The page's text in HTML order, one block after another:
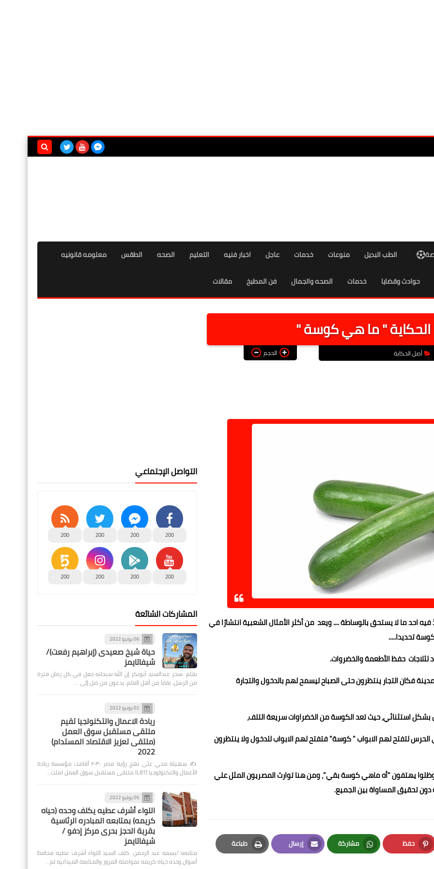
الطب البديل منوعات خدمات عاجل اخبار فنيه التعليم الصحه الطقس معلومه قانونيه
حوادث وقضايا خدمات الصحه والجمال فن المطبخ مقالات
الحكاية " ما هي كوسة "
أصل الحكاية الحجم
ما لا يستحق بالوساطة .... ويعد من أكثر الأمثال الشعبية انتشارًا في
تحديدا.....
حفظ الأطعمة والخضروات.
فكان التجار ينتظرون حتى الصباح ليسمح لهم بالدخول والتجارة
استثنائي، حيث تعد الكوسة من الخضراوات سريعة التلف،
لتفتح لهم الابواب " كوسة" فتفتح لهم الابواب للدخول ولا ينتظرون
وظلوا يهتفون "أه ماهي كوسة بقي"، ومن هنا توارث المصريون المثل علي
تحقيق المساواة بين الجميع.
حفظ
Pinterest
مشاركة
Whatsapp
إرسال
Email
طباعة
Print
التواصل الإجتماعي
200
200
200
200
200
200
200
200
المشاركات الشائعة
06 يونيو 2022
حياة شيخ صعيدى (إبراهيم رفعت)/
شيفاتايمز
بقلم :سحر عبدالسيد أبوبكر إن الله سبحانه جعل في كل زمان فترة
من الرسل، بقايا من أهل العلم، يدعون من ضل إلى …
02 يونيو 2022
ريادة الاعمال والتكنولجيا تقيم
ملتقى مستقبل سوق العمل
(ملتقى تعزيز الاقتصاد المستدام)
2022
✍️ سهيلة محي على نهج رؤية مصر ٢٠٣٠ أقامت مؤسسة ريادة
الأعمال والتكنولوجيا (LBT) ملتقى مستقبل سوق العمل (ملت…
05 يوليو 2022
اللواء أشرف عطيه يكلف وحده (حياه
كريمه) بمتابعه المبادره الرئاسية
بقرية الحجز بحرى مركز إدفو /
شيفاتايمز
متابعه /بسمه عبد الرحمن كلف السيد اللواء أشرف عطيه محافظ
أسوان وحده حياه كريمه بمواصلة المرور والمتابعة الميدانية لم…